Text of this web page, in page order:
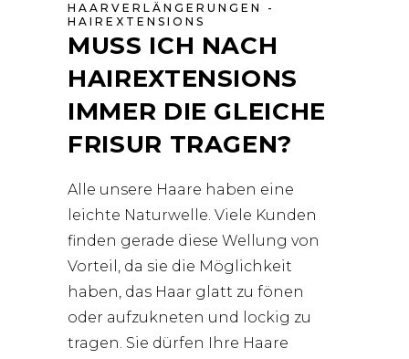
HAARVERLÄNGERUNGEN -
HAIREXTENSIONS
MUSS ICH NACH
HAIREXTENSIONS
IMMER DIE GLEICHE
FRISUR TRAGEN?
Alle unsere Haare haben eine
leichte Naturwelle. Viele Kunden
finden gerade diese Wellung von
Vorteil, da sie die Möglichkeit
haben, das Haar glatt zu fönen
oder aufzukneten und lockig zu
tragen. Sie dürfen Ihre Haare